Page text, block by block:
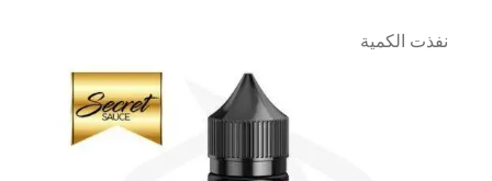
نفذت الكمية